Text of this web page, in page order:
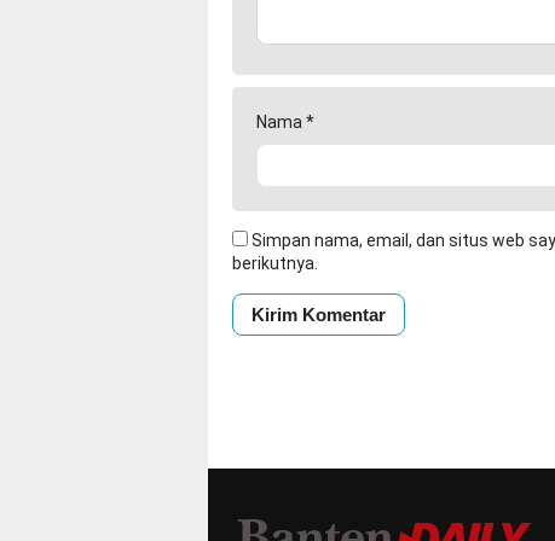
Nama *
Simpan nama, email, dan situs web
berikutnya.